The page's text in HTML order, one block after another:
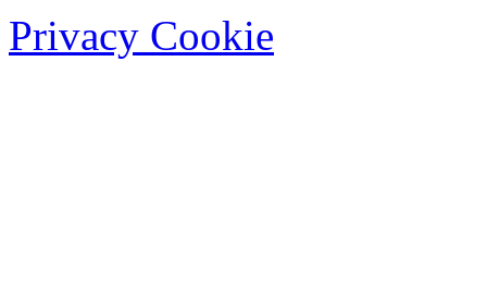
Privacy Cookie